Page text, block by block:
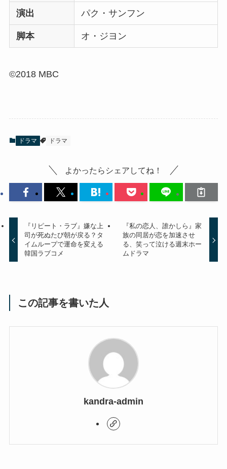
演出 パク・サンフン
脚本 オ・ジヨン
©2018 MBC
ドラマ ドラマ
よかったらシェアしてね！
『リピート・ラブ』嫌な上
司が死ぬたび朝が戻る？タ
イムループで運命を変える
韓国ラブコメ
『私の恋人、誰かしら』家
族の同居が恋を加速させ
る、笑って泣ける週末ホー
ムドラマ
この記事を書いた人
kandra-admin